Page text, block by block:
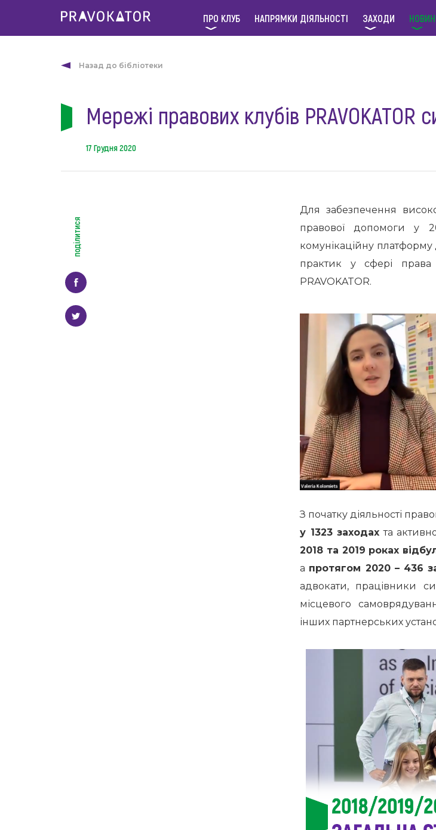
ПРО КЛУБ НАПРЯМКИ ДІЯЛЬНОСТІ ЗАХОДИ
Назад до бібліотеки
Мережі правових клубів
17 Грудня 2020
поділитися
Для забезпечення
правової допомоги у
комунікаційну
практик у сфері
PRAVOKATOR.
З початку діяльності
у 1323 заходах та
2018 та 2019 роках
а протягом 2020 – 436
адвокати, працівники
місцевого
інших партнерських